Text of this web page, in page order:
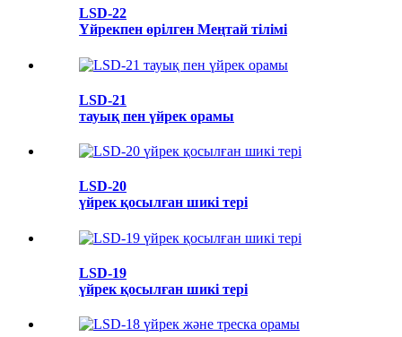
LSD-22
Үйрекпен өрілген Меңтай тілімі
LSD-21
тауық пен үйрек орамы
LSD-20
үйрек қосылған шикі тері
LSD-19
үйрек қосылған шикі тері